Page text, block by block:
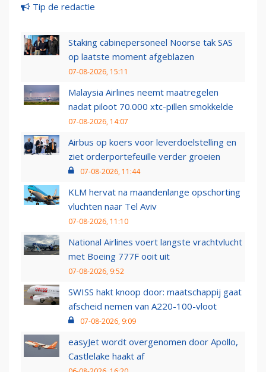
Tip de redactie
Staking cabinepersoneel Noorse tak SAS
op laatste moment afgeblazen
07-08-2026, 15:11
Malaysia Airlines neemt maatregelen
nadat piloot 70.000 xtc-pillen smokkelde
07-08-2026, 14:07
Airbus op koers voor leverdoelstelling en
ziet orderportefeuille verder groeien
07-08-2026, 11:44
KLM hervat na maandenlange opschorting
vluchten naar Tel Aviv
07-08-2026, 11:10
National Airlines voert langste vrachtvlucht
met Boeing 777F ooit uit
07-08-2026, 9:52
SWISS hakt knoop door: maatschappij gaat
afscheid nemen van A220-100-vloot
07-08-2026, 9:09
easyJet wordt overgenomen door Apollo,
Castlelake haakt af